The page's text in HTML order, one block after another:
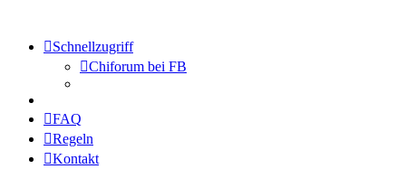
Schnellzugriff
Chiforum bei FB
FAQ
Regeln
Kontakt